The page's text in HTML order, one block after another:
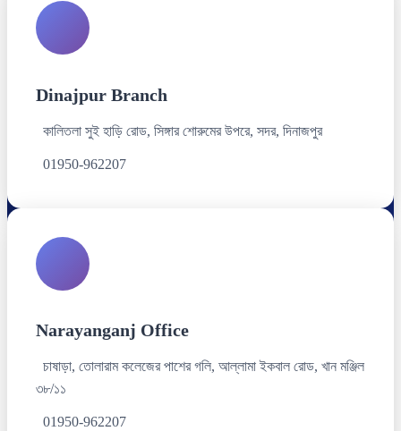
Dinajpur Branch
কালিতলা সুই হাড়ি রোড, সিঙ্গার শোরুমের উপরে, সদর, দিনাজপুর
01950-962207
Narayanganj Office
চাষাড়া, তোলারাম কলেজের পাশের গলি, আল্লামা ইকবাল রোড, খান মঞ্জিল
৩৮/১১
01950-962207